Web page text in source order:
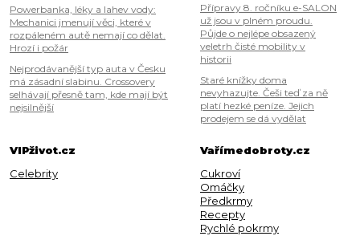
Powerbanka, léky a lahev vody:
Mechanici jmenují věci, které v
rozpáleném autě nemají co dělat.
Hrozí i požár
Nejprodávanější typ auta v Česku
má zásadní slabinu. Crossovery
selhávají přesně tam, kde mají být
nejsilnější
Přípravy 8. ročníku e-SALON
už jsou v plném proudu.
Půjde o nejlépe obsazený
veletrh čisté mobility v
historii
Staré knížky doma
nevyhazujte. Češi teď za ně
platí hezké peníze. Jejich
prodejem se dá vydělat
VIPživot.cz
Celebrity
Vařímedobroty.cz
Cukroví
Omáčky
Předkrmy
Recepty
Rychlé pokrmy